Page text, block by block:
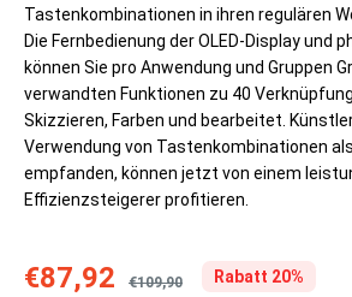
Tastenkombinationen in ihren regulären
Die Fernbedienung der OLED-Display und
können Sie pro Anwendung und Gruppen
verwandten Funktionen zu 40
Skizzieren, Farben und bearbeitet.
Verwendung von Tastenkombinationen
empfanden, können jetzt von einem
Effizienzsteigerer profitieren.
€87,92 €109,90 Rabatt 20%